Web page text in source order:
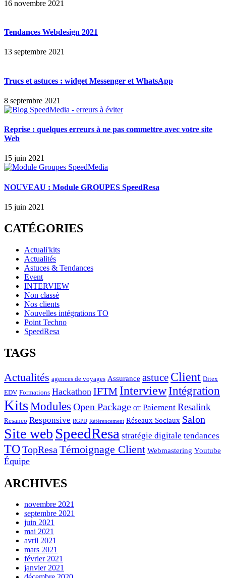
16 novembre 2021
Tendances Webdesign 2021
13 septembre 2021
Trucs et astuces : widget Messenger et WhatsApp
8 septembre 2021
Reprise : quelques erreurs à ne pas commettre avec votre site
Web
15 juin 2021
NOUVEAU : Module GROUPES SpeedResa
15 juin 2021
CATÉGORIES
Actuali'kits
Actualités
Astuces & Tendances
Event
INTERVIEW
Non classé
Nos clients
Nouvelles intégrations TO
Point Techno
SpeedResa
TAGS
Actualités agences de voyages Assurance astuce Client Ditex
EDV Formations Hackathon IFTM InterviewIntégration
KitsModules Open Package OT Paiement Resalink
Resaneo Responsive RGPD Référencement Réseaux Sociaux Salon
Site web SpeedResa stratégie digitale tendances
TOTopResa Témoignage Client Webmastering Youtube
Équipe
ARCHIVES
novembre 2021
septembre 2021
juin 2021
mai 2021
avril 2021
mars 2021
février 2021
janvier 2021